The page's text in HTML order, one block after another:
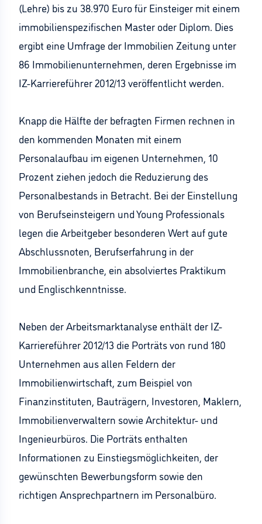
(Lehre) bis zu 38.970 Euro für Einsteiger mit einem
immobilienspezifischen Master oder Diplom. Dies
ergibt eine Umfrage der Immobilien Zeitung unter
86 Immobilienunternehmen, deren Ergebnisse im
IZ-Karriereführer 2012/13 veröffentlicht werden.
Knapp die Hälfte der befragten Firmen rechnen in
den kommenden Monaten mit einem
Personalaufbau im eigenen Unternehmen, 10
Prozent ziehen jedoch die Reduzierung des
Personalbestands in Betracht. Bei der Einstellung
von Berufseinsteigern und Young Professionals
legen die Arbeitgeber besonderen Wert auf gute
Abschlussnoten, Berufserfahrung in der
Immobilienbranche, ein absolviertes Praktikum
und Englischkenntnisse.
Neben der Arbeitsmarktanalyse enthält der IZ-
Karriereführer 2012/13 die Porträts von rund 180
Unternehmen aus allen Feldern der
Immobilienwirtschaft, zum Beispiel von
Finanzinstituten, Bauträgern, Investoren, Maklern,
Immobilienverwaltern sowie Architektur- und
Ingenieurbüros. Die Porträts enthalten
Informationen zu Einstiegsmöglichkeiten, der
gewünschten Bewerbungsform sowie den
richtigen Ansprechpartnern im Personalbüro.